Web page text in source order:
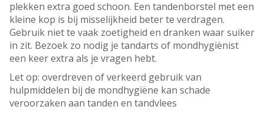
plekken extra goed schoon. Een tandenborstel met een
kleine kop is bij misselijkheid beter te verdragen.
Gebruik niet te vaak zoetigheid en dranken waar suiker
in zit. Bezoek zo nodig je tandarts of mondhygiënist
een keer extra als je vragen hebt.
Let op: overdreven of verkeerd gebruik van
hulpmiddelen bij de mondhygiëne kan schade
veroorzaken aan tanden en tandvlees